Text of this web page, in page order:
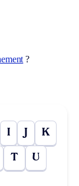
?
I J K
T U